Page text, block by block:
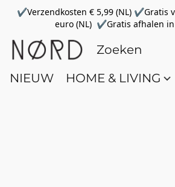
✔Verzendkosten € 5,99 (NL) ✔Gratis
euro (NL) ✔Gratis afhalen
NIEUW HOME & LIVING